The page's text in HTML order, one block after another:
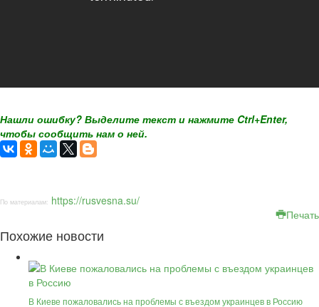
Нашли ошибку? Выделите текст и нажмите Ctrl+Enter,
чтобы сообщить нам о ней.
По материалам: https://rusvesna.su/
Печать
Похожие новости
В Киеве пожаловались на проблемы с въездом украинцев в Россию